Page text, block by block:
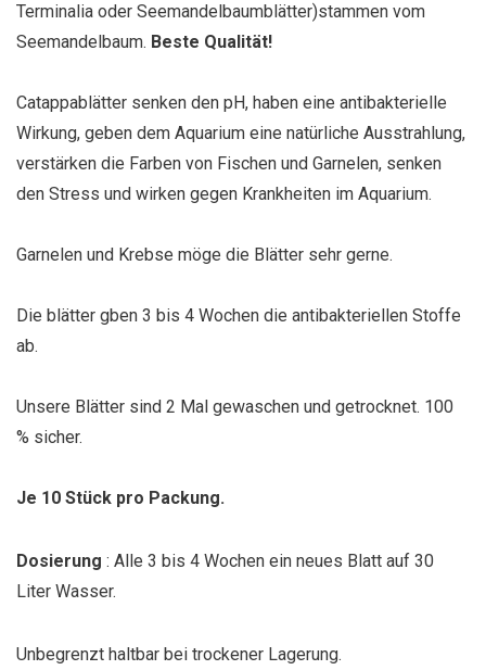
Terminalia oder Seemandelbaumblätter)stammen vom
Seemandelbaum. Beste Qualität!
Catappablätter senken den pH, haben eine antibakterielle
Wirkung, geben dem Aquarium eine natürliche Ausstrahlung,
verstärken die Farben von Fischen und Garnelen, senken
den Stress und wirken gegen Krankheiten im Aquarium.
Garnelen und Krebse möge die Blätter sehr gerne.
Die blätter gben 3 bis 4 Wochen die antibakteriellen Stoffe
ab.
Unsere Blätter sind 2 Mal gewaschen und getrocknet. 100
% sicher.
Je 10 Stück pro Packung.
Dosierung : Alle 3 bis 4 Wochen ein neues Blatt auf 30
Liter Wasser.
Unbegrenzt haltbar bei trockener Lagerung.